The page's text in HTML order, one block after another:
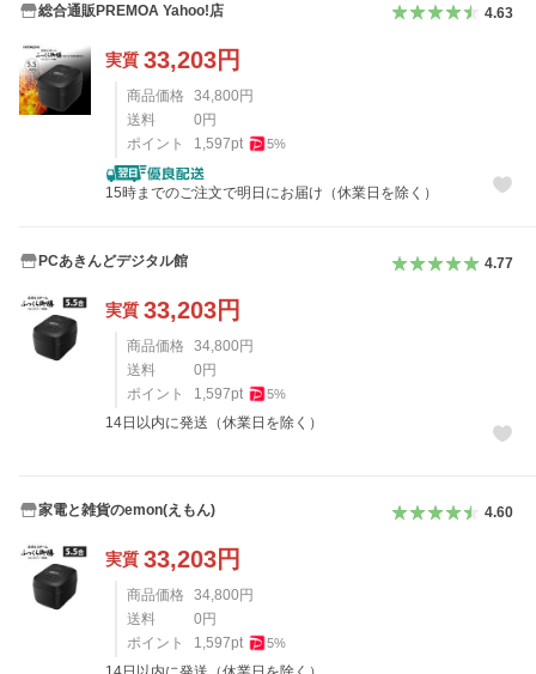
総合通販PREMOA Yahoo!店 4.63
実質 33,203円
商品価格 34,800円
送料
0円
ポイント
1,597pt 5%
15時までのご注文で明日にお届け（休業日を除く）
PCあきんどデジタル館 4.77
実質 33,203円
商品価格 34,800 円
送料
0 円
ポイント
1,597pt 5%
14日以内に発送（休業日を除く）
家電と雑貨のemon(えもん) 4.60
実質 33,203円
商品価格 34,800 円
送料
0 円
ポイント
1,597pt 5%